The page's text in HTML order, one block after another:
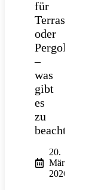
für
Terrasse
oder
Pergola
–
was
gibt
es
zu
beachten?
20.
März
2026